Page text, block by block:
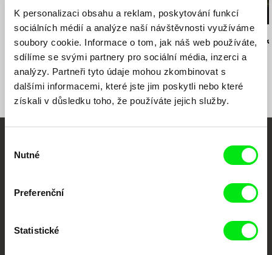
K personalizaci obsahu a reklam, poskytování funkcí
sociálních médií a analýze naší návštěvnosti využíváme
soubory cookie. Informace o tom, jak náš web používáte,
sdílíme se svými partnery pro sociální média, inzerci a
analýzy. Partneři tyto údaje mohou zkombinovat s
dalšími informacemi, které jste jim poskytli nebo které
získali v důsledku toho, že používáte jejich služby.
souhlasu
Nutné
Preferenční
Statistické
130 00 Praha 3 - Žižkov
Česká republika
web:http://www.radimprochazka.com/
tel: +420 222 212 041
mobil: +420 603 862 161
fax: +420 222 212 041
e-mail:info@radimprochazka.com, radim@rad
Arzenál - Film lež
Arzenál - Jak se
chovat
Arzenál -
temnot